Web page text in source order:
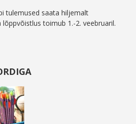
tulemused saata hiljemalt
lõppvõistlus toimub 1.-2. veebruaril.